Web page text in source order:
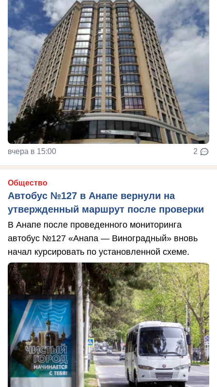
вчера в 15:00 2
Общество
Автобус №127 в Анапе вернули на
утвержденный маршрут после проверки
В Анапе после проведенного мониторинга
автобус №127 «Анапа — Виноградный» вновь
начал курсировать по установленной схеме.